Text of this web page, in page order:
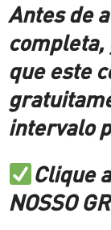
Antes de
que este
intervalo
Clique
NOSSO